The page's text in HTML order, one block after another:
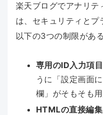
楽天ブログでアナリテ
は、セキュリティとプ
以下の3つの制限があ
専用のID入力項
うに「設定画面
欄」がそもそも
HTMLの直接編